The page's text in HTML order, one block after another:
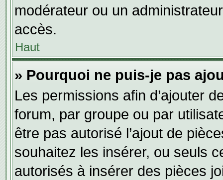
modérateur ou un
accès.
Haut
» Pourquoi ne puis-je pas
Les permissions afin d’ajouter
forum, par groupe ou par
être pas autorisé l’ajout de
souhaitez les insérer, ou seuls
autorisés à insérer des pièces